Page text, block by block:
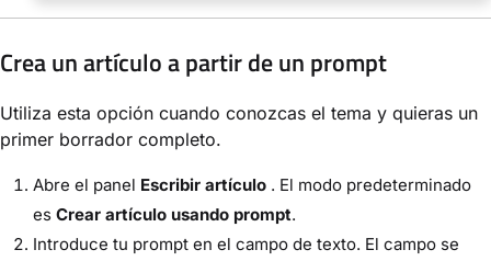
Crea un artículo a partir de un prompt
Utiliza esta opción cuando conozcas el tema y quieras un
primer borrador completo.
Abre el panel Escribir artículo . El modo predeterminado
es Crear artículo usando prompt.
Introduce tu prompt en el campo de texto. El campo se